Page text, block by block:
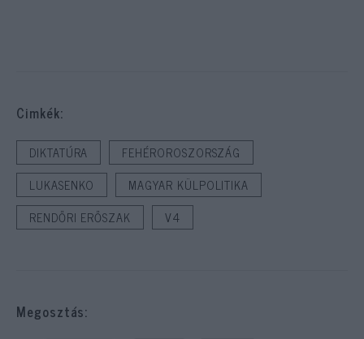
Cimkék:
DIKTATÚRA
FEHÉROROSZORSZÁG
LUKASENKO
MAGYAR KÜLPOLITIKA
RENDŐRI ERŐSZAK
V4
Megosztás: